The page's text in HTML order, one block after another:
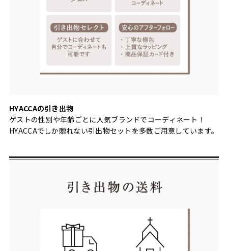
HYACCAの引き出物
ゲストの性別や年齢ごとに人気ブランドでコーディネート！
HYACCAでしか贈れない引出物セットを多数ご用意しています。